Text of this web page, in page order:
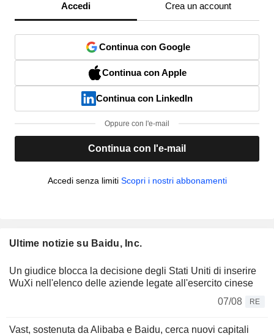
Accedi Crea un account
Continua con Google
Continua con Apple
Continua con LinkedIn
Oppure con l'e-mail
Continua con l'e-mail
Accedi senza limiti Scopri i nostri abbonamenti
Ultime notizie su Baidu, Inc.
Un giudice blocca la decisione degli Stati Uniti di inserire
WuXi nell'elenco delle aziende legate all'esercito cinese
07/08
RE
Vast, sostenuta da Alibaba e Baidu, cerca nuovi capitali